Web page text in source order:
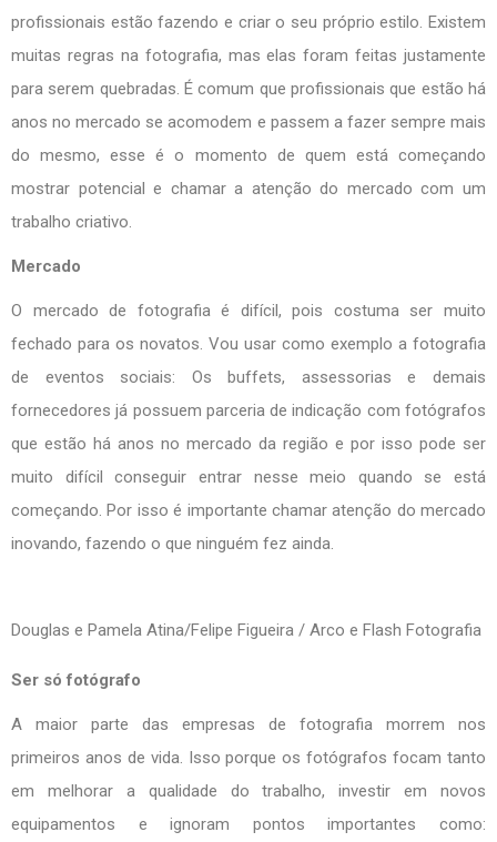
profissionais estão fazendo e criar o seu próprio estilo. Existem
muitas regras na fotografia, mas elas foram feitas justamente
para serem quebradas. É comum que profissionais que estão há
anos no mercado se acomodem e passem a fazer sempre mais
do mesmo, esse é o momento de quem está começando
mostrar potencial e chamar a atenção do mercado com um
trabalho criativo.
Mercado
O mercado de fotografia é difícil, pois costuma ser muito
fechado para os novatos. Vou usar como exemplo a fotografia
de eventos sociais: Os buffets, assessorias e demais
fornecedores já possuem parceria de indicação com fotógrafos
que estão há anos no mercado da região e por isso pode ser
muito difícil conseguir entrar nesse meio quando se está
começando. Por isso é importante chamar atenção do mercado
inovando, fazendo o que ninguém fez ainda.
Douglas e Pamela Atina/Felipe Figueira / Arco e Flash Fotografia
Ser só fotógrafo
A maior parte das empresas de fotografia morrem nos
primeiros anos de vida. Isso porque os fotógrafos focam tanto
em melhorar a qualidade do trabalho, investir em novos
equipamentos e ignoram pontos importantes como: